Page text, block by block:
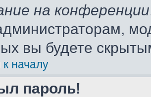
на конференции
вы будете
началу
пароль!